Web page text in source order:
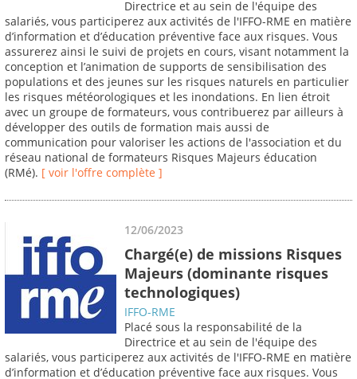
Directrice et au sein de l'équipe des
salariés, vous participerez aux activités de l'IFFO-RME en matière
d’information et d’éducation préventive face aux risques. Vous
assurerez ainsi le suivi de projets en cours, visant notamment la
conception et l’animation de supports de sensibilisation des
populations et des jeunes sur les risques naturels en particulier
les risques météorologiques et les inondations. En lien étroit
avec un groupe de formateurs, vous contribuerez par ailleurs à
développer des outils de formation mais aussi de
communication pour valoriser les actions de l'association et du
réseau national de formateurs Risques Majeurs éducation
(RMé). [ voir l'offre complète ]
12/06/2023
Chargé(e) de missions Risques
Majeurs (dominante risques
technologiques)
IFFO-RME
Placé sous la responsabilité de la
Directrice et au sein de l'équipe des
salariés, vous participerez aux activités de l'IFFO-RME en matière
d’information et d’éducation préventive face aux risques. Vous